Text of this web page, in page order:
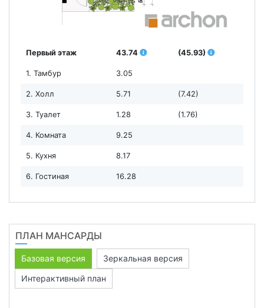
Первый этаж 43.74 (45.93)
1. Тамбур 3.05
2. Холл 5.71 (7.42)
3. Туалет 1.28 (1.76)
4. Комната 9.25
5. Кухня 8.17
6. Гостиная 16.28
ПЛАН МАНСАРДЫ
Базовая версия
Зеркальная версия
Интерактивный план